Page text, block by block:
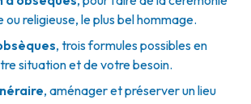
ou religieuse, le plus bel hommage.
, trois formules possibles en
situation et de votre besoin.
, aménager et préserver un lieu